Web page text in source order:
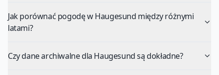
Jak porównać pogodę w Haugesund między różnymi
latami?
Czy dane archiwalne dla Haugesund są dokładne?